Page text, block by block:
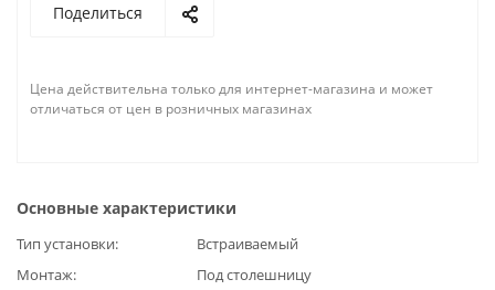
Поделиться
Цена действительна только для интернет-магазина и может
отличаться от цен в розничных магазинах
Основные характеристики
Тип установки
Встраиваемый
Монтаж
Под столешницу